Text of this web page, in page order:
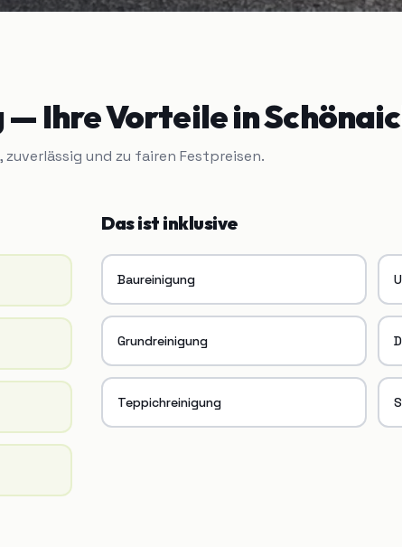
— Ihre Vorteile in
zuverlässig und zu fairen Festpreisen.
Das ist inklusive
Baureinigung
Grundreinigung
Teppichreinigung